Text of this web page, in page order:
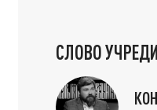
СЛОВО